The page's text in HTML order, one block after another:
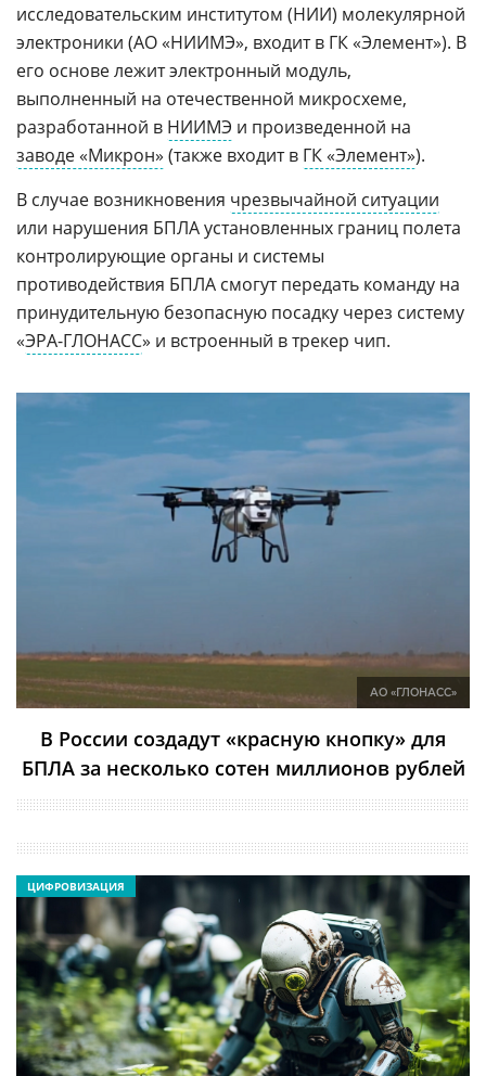
исследовательским институтом (НИИ) молекулярной
электроники (АО «НИИМЭ», входит в ГК «Элемент»). В
его основе лежит электронный модуль,
выполненный на отечественной микросхеме,
разработанной в НИИМЭ и произведенной на
заводе «Микрон» (также входит в ГК «Элемент»).
В случае возникновения чрезвычайной ситуации
или нарушения БПЛА установленных границ полета
контролирующие органы и системы
противодействия БПЛА смогут передать команду на
принудительную безопасную посадку через систему
«ЭРА-ГЛОНАСС» и встроенный в трекер чип.
АО «ГЛОНАСС»
В России создадут «красную кнопку» для
БПЛА за несколько сотен миллионов рублей
ЦИФРОВИЗАЦИЯ